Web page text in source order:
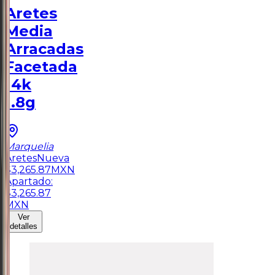
Aretes
Media
Arracadas
Facetada
14k
1.8g
Marquelia
AretesNueva
$3,265.87 MXN
Apartado:
$3,265.87
MXN
Ver
detalles